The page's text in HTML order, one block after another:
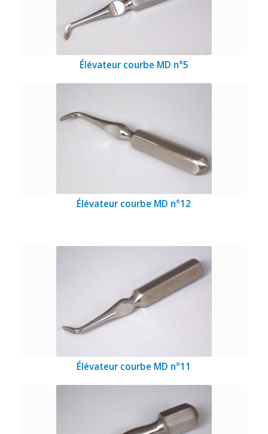
Élévateur courbe MD n°5
Élévateur courbe MD n°12
Élévateur courbe MD n°11